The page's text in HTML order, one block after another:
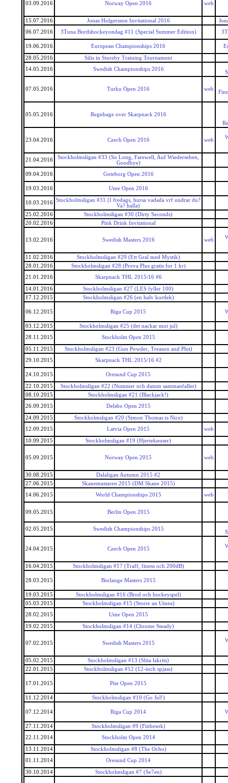
03.09.2016 Norway Open 2016 web
15.07.2016 Jonas Holgersson Invitational 2016
06.07.2016
3Tuna Bordshockeyondag #11 (Special Summer Edition)
19.06.2016 European Championships 2016
28.05.2016
Silis in Stureby Training Tournament
14.05.2016
Swedish Championships 2016
07.05.2016 Turku Open 2016 web
05.05.2016
Regnbage over Skarpnack 2016
23.04.2016 Czech Open 2016 web
21.04.2016
Stockholmsligan #33 (So Long, Farewell, Auf Wiedersehen,
Goodbye)
09.04.2016
Goteborg Open 2016
19.03.2016 Ume Open 2016
10.03.2016 Stockholmsligan #31 (I fredags, hursa vadada vrf undrar du?
Va? halla)
25.02.2016
Stockholmsligan #30 (Dirty Seconds)
20.02.2016
Pink Drink Invitational
13.02.2016 Swedish Masters 2016 web
11.02.2016
Stockholmsligan #29 (Ett Gral med Mystik)
28.01.2016
Stockholmsligan #28 (Prova Plus gratis for 1 kr)
21.01.2016
Skarpnack THL 2015/16 #6
14.01.2016
Stockholmsligan #27 (LES fyller 100)
17.12.2015
Stockholmsligan #26 (en halv kortlek)
06.12.2015 Riga Cup 2015
03.12.2015
Stockholmsligan #25 (det nackar mot jul)
28.11.2015
Stockholm Open 2015
05.11.2015
Stockholmsligan #23 (Gun Powder, Treason and Plot)
29.10.2015
Skarpnack THL 2015/16 #2
24.10.2015 Oresund Cup 2015
22.10.2015
Stockholmsligan #22 (Nummer och datum sammanfaller)
08.10.2015
Stockholmsligan #21 (Blackjack!)
26.09.2015
Delsbo Open 2015
24.09.2015
Stockholmsligan #20 (Simon Thomas is Nice)
12.09.2015
Latvia Open 2015 web
10.09.2015 Stockholmsligan #19 (Hjerteknuser)
05.09.2015 Norway Open 2015 web
30.08.2015
Dalaligan Autumn 2015 #2
27.06.2015
Skanemastaren 2015 (DM Skane 2015)
14.06.2015
World Championships 2015 web
09.05.2015 Berlin Open 2015
02.05.2015 Swedish Championships 2015
24.04.2015 Czech Open 2015
16.04.2015 Stockholmsligan #17 (Traff, finess och 200dB)
28.03.2015 Borlange Masters 2015
19.03.2015
Stockholmsligan #16 (Brod och hockeyspel)
05.03.2015
Stockholmsligan #15 (Storre an Umea)
28.02.2015
Ume Open 2015
19.02.2015 Stockholmsligan #14 (Chrome Steady)
07.02.2015 Swedish Masters 2015
05.02.2015
Stockholmsligan #13 (Slita lakrits)
22.01.2015
Stockholmsligan #12 (12-inch spjass)
17.01.2015 Pite Open 2015
11.12.2014 Stockholmsligan #10 (Go Jul!)
07.12.2014 Riga Cup 2014
27.11.2014
Stockholmsligan #9 (Finbesok)
22.11.2014
Stockholm Open 2014
13.11.2014
Stockholmsligan #8 (The Ocho)
01.11.2014
Oresund Cup 2014
30.10.2014 Stockholmsligan #7 (Se7en)